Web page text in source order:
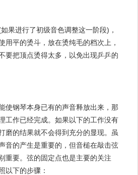
果进行了初级音色调整这一阶段)，
用平的烫斗，放在烫纯毛的档次上，
要把顶点烫得太多，以免出现乒乒的
使钢琴本身已有的声音释放出来，那
工作已经完成。如果以下的工作没有
磨的结果就不会得到充分的显现。虽
音的产生是重要的，但音槌在敲击弦
重要。弦的固定点也是主要的关注
以下的步骤：